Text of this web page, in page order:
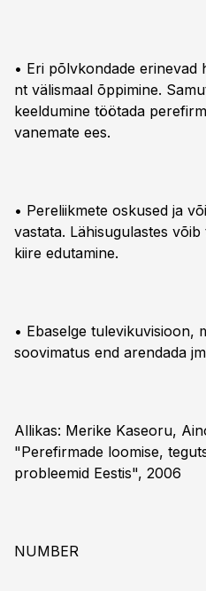
• Eri põlvkondade erinevad
nt välismaal õppimine.
keeldumine töötada
vanemate ees.
• Pereliikmete oskused ja
vastata. Lähisugulastes
kiire edutamine.
• Ebaselge tulevikuvisioon,
soovimatus end arendada
Allikas: Merike Kaseoru,
"Perefirmade loomise,
probleemid Eestis", 2006
NUMBER